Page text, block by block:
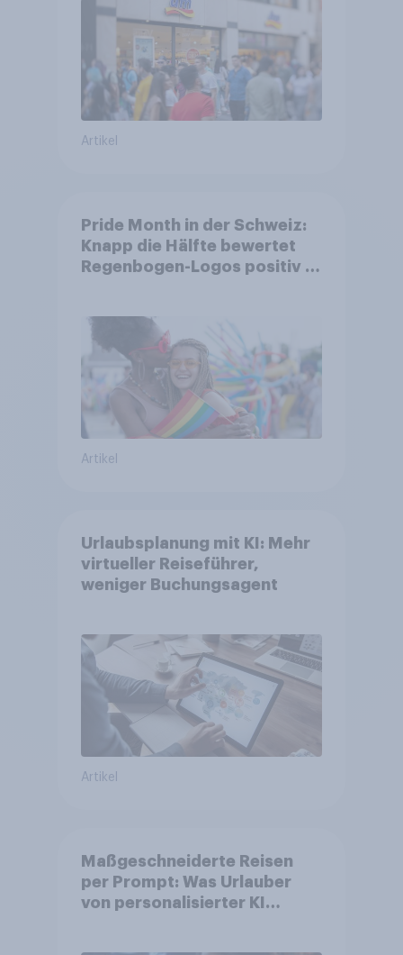
Artikel
Pride Month in der Schweiz:
Knapp die Hälfte bewertet
Regenbogen-Logos positiv –
Artikel
Urlaubsplanung mit KI: Mehr
virtueller Reiseführer,
weniger Buchungsagent
Artikel
Maßgeschneiderte Reisen
per Prompt: Was Urlauber
von personalisierter KI